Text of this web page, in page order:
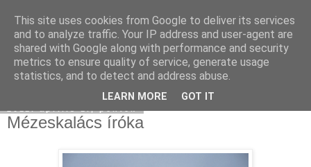
Moha Konyha
Mézeskalács íróka
This site uses cookies from Google to deliver its services
and to analyze traffic. Your IP address and user-agent are
shared with Google along with performance and security
metrics to ensure quality of service, generate usage
statistics, and to detect and address abuse.
LEARN MORE GOT IT